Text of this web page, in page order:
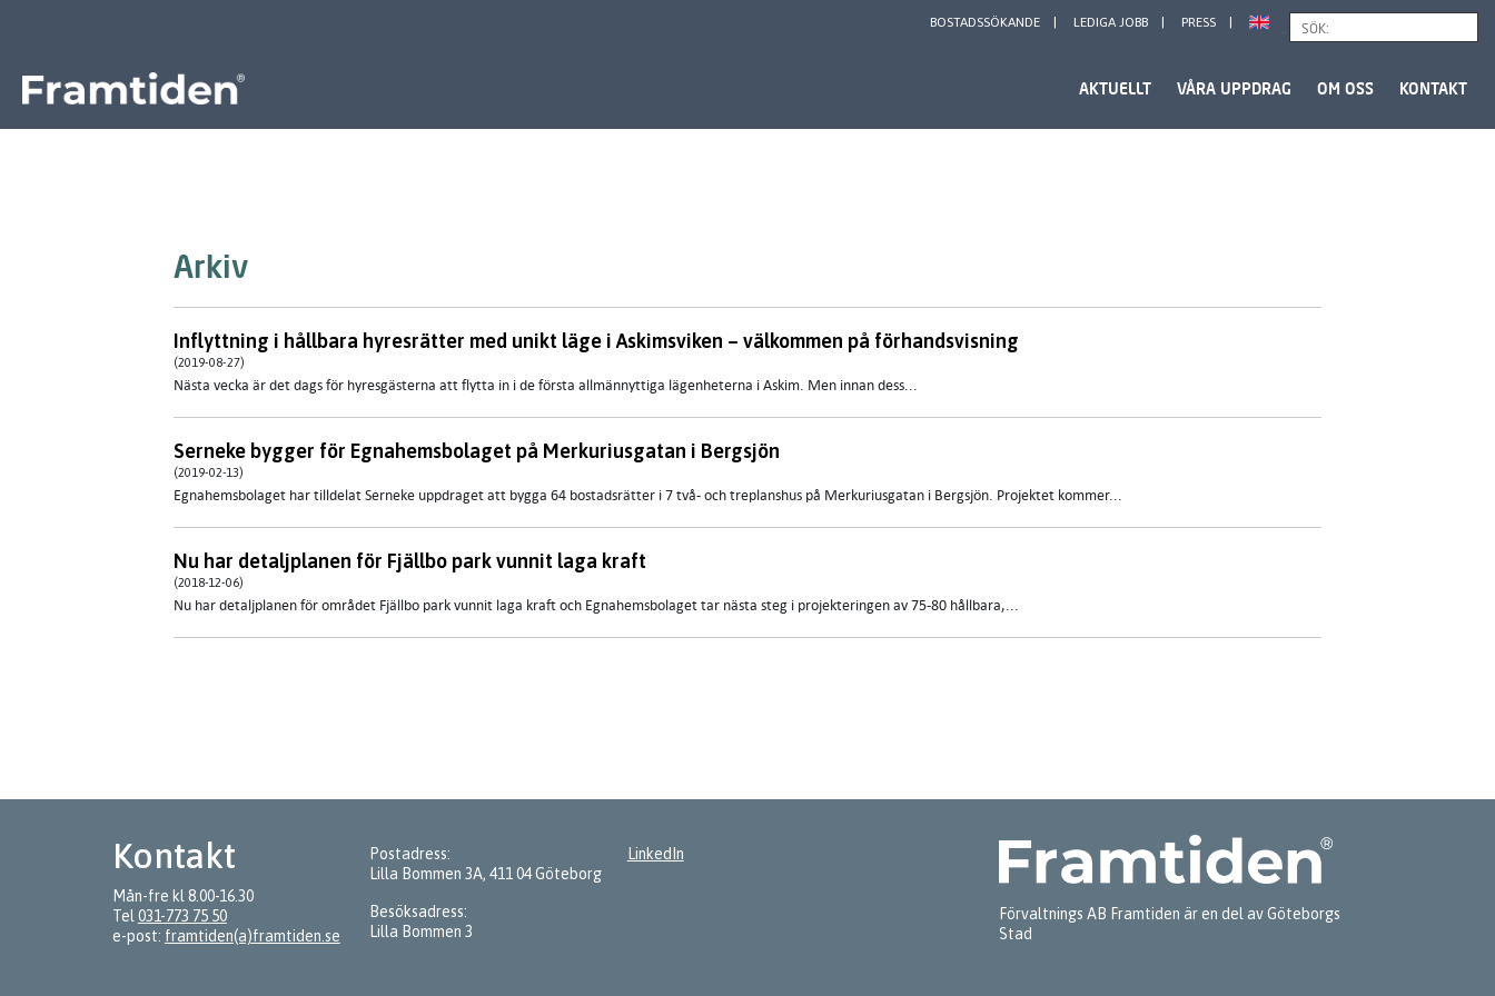
BOSTADSSÖKANDE LEDIGA JOBB PRESS
AKTUELLT VÅRA UPPDRAG OM OSS KONTAKT
Arkiv
Inflyttning i hållbara hyresrätter med unikt läge i Askimsviken – välkommen på förhandsvisning
(2019-08-27)
Nästa vecka är det dags för hyresgästerna att flytta in i de första allmännyttiga lägenheterna i Askim. Men innan dess...
Serneke bygger för Egnahemsbolaget på Merkuriusgatan i Bergsjön
(2019-02-13)
Egnahemsbolaget har tilldelat Serneke uppdraget att bygga 64 bostadsrätter i 7 två- och treplanshus på Merkuriusgatan i Bergsjön. Projektet kommer...
Nu har detaljplanen för Fjällbo park vunnit laga kraft
(2018-12-06)
Nu har detaljplanen för området Fjällbo park vunnit laga kraft och Egnahemsbolaget tar nästa steg i projekteringen av 75-80 hållbara,...
Kontakt
Mån-fre kl 8.00-16.30
Tel 031-773 75 50
e-post: framtiden(a)framtiden.se
Postadress:
Lilla Bommen 3A, 411 04 Göteborg
Besöksadress:
Lilla Bommen 3
LinkedIn
Förvaltnings AB Framtiden är en del av Göteborgs
Stad